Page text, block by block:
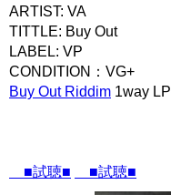
ARTIST: VA
TITTLE: Buy Out
LABEL: VP
CONDITION：VG+
Buy Out Riddim 1way LP
■試聴■ ■試聴■